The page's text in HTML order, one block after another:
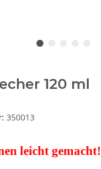
120 ml
350013
leicht gemacht!